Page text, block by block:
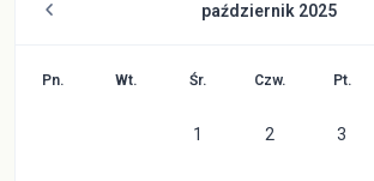
październik 2025
Poniedziałek
Pn. Wtorek
Wt. Środa
Śr. Czwartek
Czw. Pt.
Brak wydarzeń,
1 Brak
2 3